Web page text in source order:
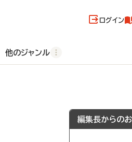
ログイン
他のジャンル
編集長からの